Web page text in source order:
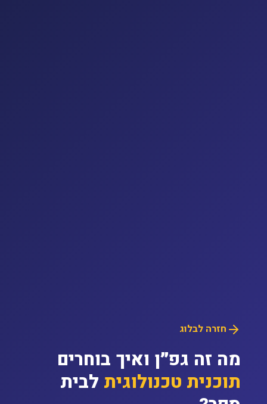
חזרה לבלוג
מה זה גפ״ן ואיך בוחרים
תוכנית טכנולוגית לבית